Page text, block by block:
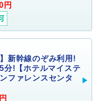
円
新幹線のぞみ利用!
分!【ホテルマイステ
ファレンスセンタ